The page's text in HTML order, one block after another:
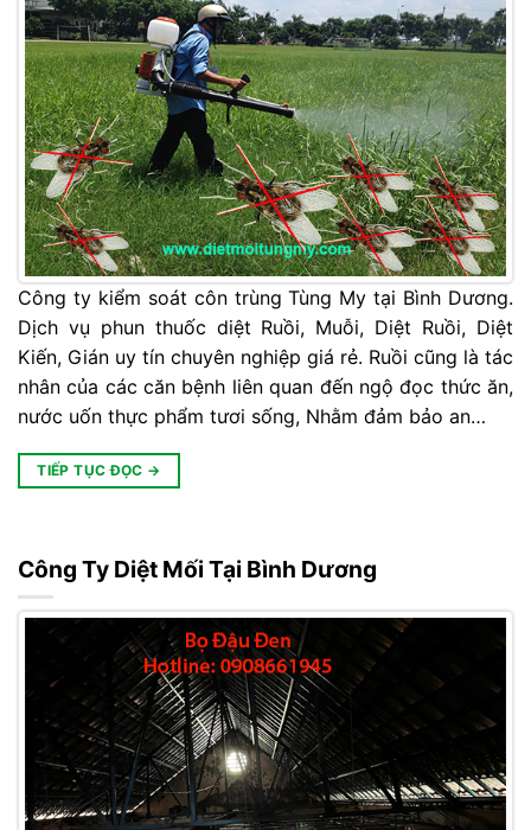
Công ty kiểm soát côn trùng Tùng My tại Bình Dương.
Dịch vụ phun thuốc diệt Ruồi, Muỗi, Diệt Ruồi, Diệt
Kiến, Gián uy tín chuyên nghiệp giá rẻ. Ruồi cũng là tác
nhân của các căn bệnh liên quan đến ngộ đọc thức ăn,
nước uốn thực phẩm tươi sống, Nhằm đảm bảo an…
TIẾP TỤC ĐỌC →
Công Ty Diệt Mối Tại Bình Dương